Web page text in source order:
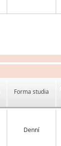
Forma studia
Denní